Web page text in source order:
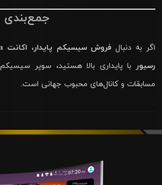
جمع‌بندی
اگر به دنبال فروش سیسیکم پایدار، اکانت cccam حرفه‌ای
رسیور با پایداری بالا هستید، سوپر
مسابقات و کانال‌های محبوب جهانی است.